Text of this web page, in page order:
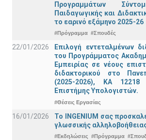
Προγραμμάτων
Παιδαγωγικής και
το εαρινό εξάμηνο 2025-26
#Πρόγραμμα #Σπουδές
22/01/2026
Επιλογή εντεταλμένων
του Προγράμματος
Εμπειρίας σε νέους
διδακτορικού στο
(2025-2026), ΚΑ
Επιστήμης Υπολογιστών.
#Θέσεις Εργασίας
16/01/2026
Το INGENIUM σας
γλωσσικής
#Εκδηλώσεις #Πρόγραμμα